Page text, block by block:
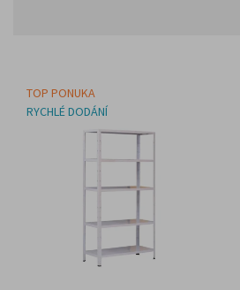
pro kancelář
TOP PONUKA
RYCHLÉ DODÁNÍ